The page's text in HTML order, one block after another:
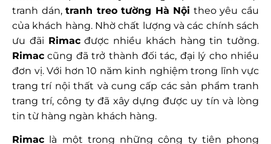
tranh dán,tranh treo tường Hà Nội theo yêu cầu
của khách hàng. Nhờ chất lượng và các chính sách
ưu đãi Rimacđược nhiều khách hàng tin tưởng.
Rimac cũng đã trở thành đối tác, đại lý cho nhiều
đơn vị. Với hơn 10 năm kinh nghiệm trong lĩnh vực
trang trí nội thất và cung cấp các sản phẩm tranh
trang trí, công ty đã xây dựng được uy tín và lòng
tin từ hàng ngàn khách hàng.
Rimac là một trong những công ty tiên phong